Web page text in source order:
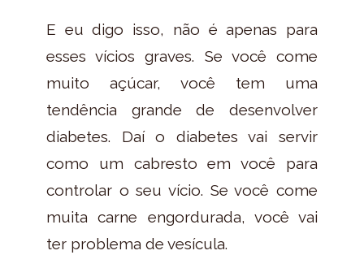
E eu digo isso, não é apenas para
esses vícios graves. Se você come
muito açúcar, você tem uma
tendência grande de desenvolver
diabetes. Daí o diabetes vai servir
como um cabresto em você para
controlar o seu vício. Se você come
muita carne engordurada, você vai
ter problema de vesícula.